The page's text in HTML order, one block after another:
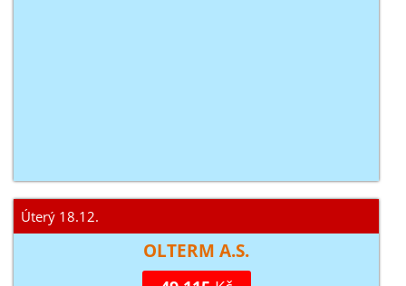
Úterý 18.12.
OLTERM A.S.